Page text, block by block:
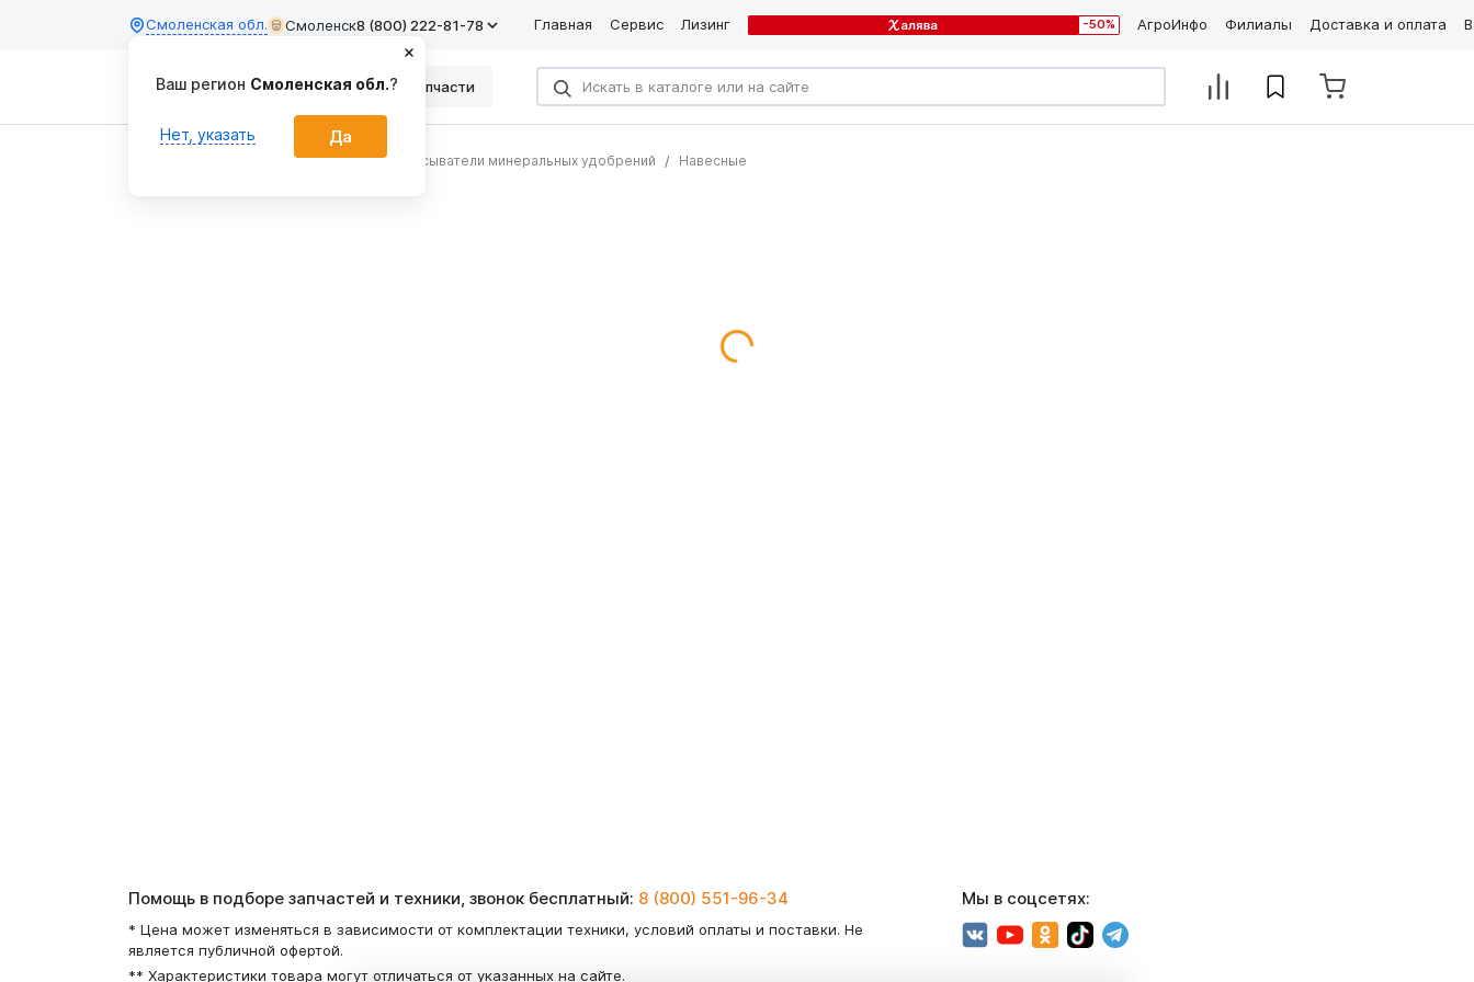
Смоленская обл. Смоленск8 (800) 222-81-78 Главная Сервис Лизинг -50% АгроИнфо Филиалы Доставка и оплата
Каталог Запчасти
Внесение удобрений Разбрасыватели минеральных удобрений Навесные
Помощь в подборе запчастей и техники, звонок бесплатный: 8 (800) 551-96-34
* Цена может изменяться в зависимости от комплектации техники, условий оплаты и поставки. Не
является публичной офертой.
** Характеристики товара могут отличаться от указанных на сайте.
Мы в соцсетях:
Ваш регион Смоленская обл.?
Нет, указать Да